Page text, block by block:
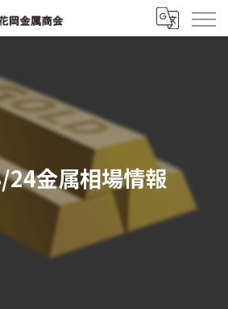
金属相場情報